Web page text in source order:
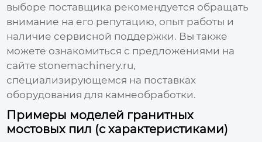
выборе поставщика рекомендуется обращать
внимание на его репутацию, опыт работы и
наличие сервисной поддержки. Вы также
можете ознакомиться с предложениями на
сайтеstonemachinery.ru,
специализирующемся на поставках
оборудования для камнеобработки.
Примеры моделей гранитных
мостовых пил (с характеристиками)